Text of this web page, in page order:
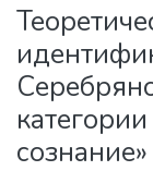
All of DSpace
Statistics
сознание»